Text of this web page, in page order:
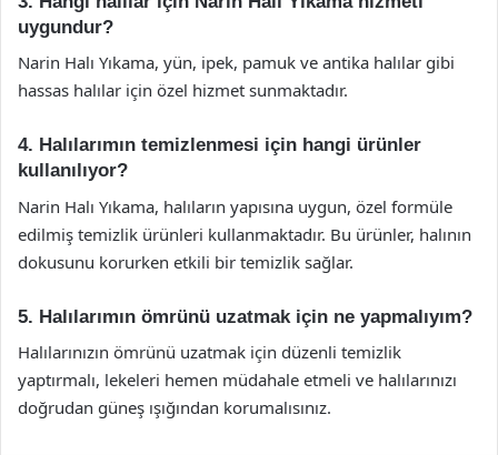
uygundur?
Narin Halı Yıkama, yün, ipek, pamuk ve antika halılar gibi
hassas halılar için özel hizmet sunmaktadır.
4. Halılarımın temizlenmesi için hangi ürünler
kullanılıyor?
Narin Halı Yıkama, halıların yapısına uygun, özel formüle
edilmiş temizlik ürünleri kullanmaktadır. Bu ürünler, halının
dokusunu korurken etkili bir temizlik sağlar.
5. Halılarımın ömrünü uzatmak için ne yapmalıyım?
Halılarınızın ömrünü uzatmak için düzenli temizlik
yaptırmalı, lekeleri hemen müdahale etmeli ve halılarınızı
doğrudan güneş ışığından korumalısınız.